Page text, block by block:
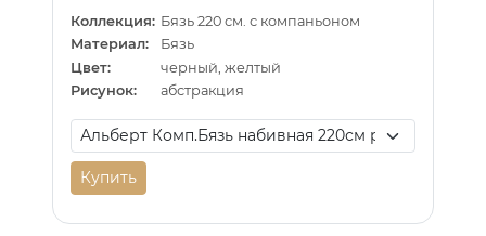
Коллекция: Бязь 220 см. с компаньоном
Материал:
Бязь
Цвет:
черный, желтый
Рисунок:
абстракция
Купить